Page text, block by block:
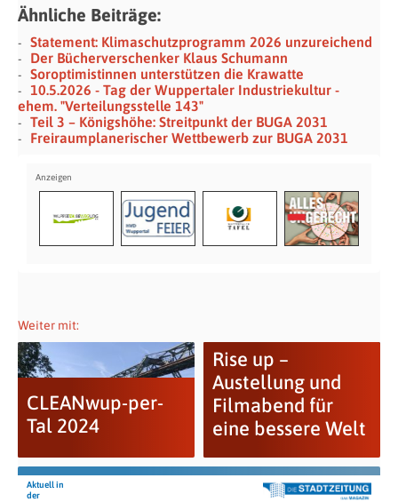
Ähnliche Beiträge:
Statement: Klimaschutzprogramm 2026 unzureichend
Der Bücherverschenker Klaus Schumann
Soroptimistinnen unterstützen die Krawatte
10.5.2026 - Tag der Wuppertaler Industriekultur -
ehem. "Verteilungsstelle 143"
Teil 3 – Königshöhe: Streitpunkt der BUGA 2031
Freiraumplanerischer Wettbewerb zur BUGA 2031
Weiter mit:
CLEANwup-per-
Tal 2024
Rise up –
Austellung und
Filmabend für
eine bessere Welt
Aktuell in
der